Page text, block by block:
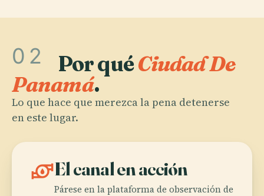
02 Por quéCiudad De
Panamá.
Lo que hace que merezca la pena detenerse
en este lugar.
water_pumpEl canal en acción
Párese en la plataforma de observación de